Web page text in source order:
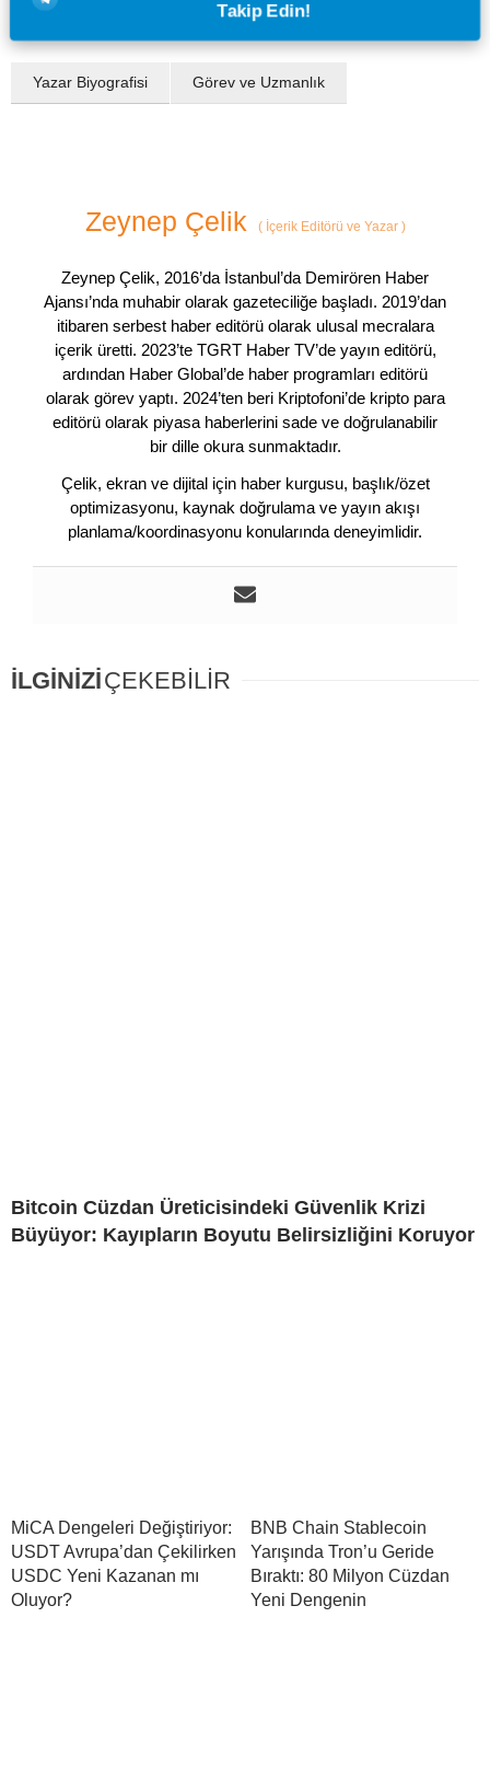
Takip Edin!
Yazar Biyografisi Görev ve Uzmanlık
Zeynep Çelik (İçerik Editörü ve Yazar )
Zeynep Çelik, 2016’da İstanbul’da Demirören Haber
Ajansı’nda muhabir olarak gazeteciliğe başladı. 2019’dan
itibaren serbest haber editörü olarak ulusal mecralara
içerik üretti. 2023’te TGRT Haber TV’de yayın editörü,
ardından Haber Global’de haber programları editörü
olarak görev yaptı. 2024’ten beri Kriptofoni’de kripto para
editörü olarak piyasa haberlerini sade ve doğrulanabilir
bir dille okura sunmaktadır.
Çelik, ekran ve dijital için haber kurgusu, başlık/özet
optimizasyonu, kaynak doğrulama ve yayın akışı
planlama/koordinasyonu konularında deneyimlidir.
İLGİNİZİÇEKEBİLİR
Bitcoin Cüzdan Üreticisindeki Güvenlik Krizi
Büyüyor: Kayıpların Boyutu Belirsizliğini Koruyor
MiCA Dengeleri Değiştiriyor:
USDT Avrupa’dan Çekilirken
USDC Yeni Kazanan mı
Oluyor?
BNB Chain Stablecoin
Yarışında Tron’u Geride
Bıraktı: 80 Milyon Cüzdan
Yeni Dengenin